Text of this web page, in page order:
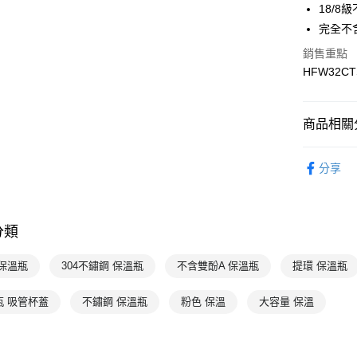
7-11取貨
每筆
宅配-本島
每筆
18/8級
完全不
銷售重點
商品相關
分享
類
溫瓶 304不鏽鋼 保溫瓶 不含雙酚A 保溫瓶 提環 保溫瓶
吸管杯蓋 不鏽鋼 保溫瓶 粉色 保溫 大容量 保溫